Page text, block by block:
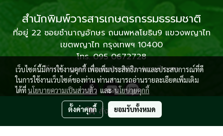
สั่งซื้อสินค้า
สำนักพิมพ์วารสารเกษตรกรรมธรรมชาติ
ที่อยู่ 22 ซอยชำนาญอักษร ถนนพหลโยธิน9 แขวงพญาไท
เขตพญาไท กรุงเทพฯ 10400
โทร. 095 0672728
อีเมล : greenmember@hotmail.com
เว็บไซต์นี้มีการใช้งานคุกกี้ เพื่อเพิ่มประสิทธิภาพและประสบการณ์ที่ดี
ในการใช้งานเว็บไซต์ของท่าน ท่านสามารถอ่านรายละเอียดเพิ่มเติม
ได้ที่นโยบายความเป็นส่วนตัว และนโยบายคุกกี้
ตั้งค่าคุกกี้ ยอมรับทั้งหมด